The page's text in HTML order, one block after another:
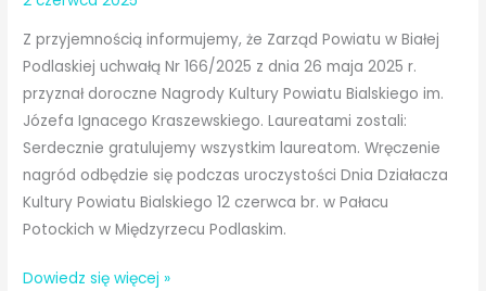
Z przyjemnością informujemy, że Zarząd Powiatu w Białej
Podlaskiej uchwałą Nr 166/2025 z dnia 26 maja 2025 r.
przyznał doroczne Nagrody Kultury Powiatu Bialskiego im.
Józefa Ignacego Kraszewskiego. Laureatami zostali:
Serdecznie gratulujemy wszystkim laureatom. Wręczenie
nagród odbędzie się podczas uroczystości Dnia Działacza
Kultury Powiatu Bialskiego 12 czerwca br. w Pałacu
Potockich w Międzyrzecu Podlaskim.
Nagrody
Dowiedz się więcej »